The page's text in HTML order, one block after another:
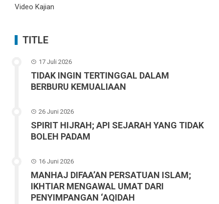
Video Kajian
TITLE
17 Juli 2026
TIDAK INGIN TERTINGGAL DALAM
BERBURU KEMUALIAAN
26 Juni 2026
SPIRIT HIJRAH; API SEJARAH YANG TIDAK
BOLEH PADAM
16 Juni 2026
MANHAJ DIFAA’AN PERSATUAN ISLAM;
IKHTIAR MENGAWAL UMAT DARI
PENYIMPANGAN ‘AQIDAH